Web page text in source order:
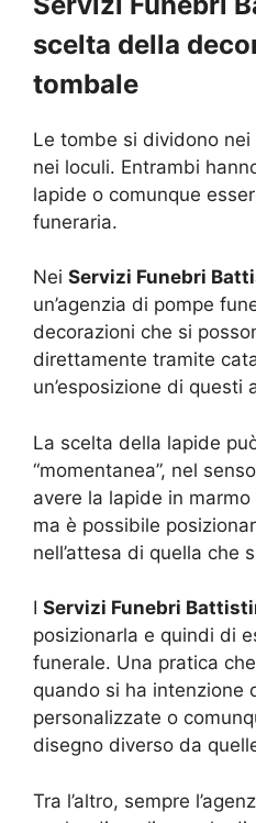
scelta della
tombale
Le tombe si dividono
nei loculi. Entrambi
lapide o comunque
funeraria.
Nei Servizi Funebri
un’agenzia di pompe
decorazioni che si
direttamente tramite
un’esposizione di questi
La scelta della lapide
“momentanea”, nel
avere la lapide in
ma è possibile
nell’attesa di quella che
I Servizi Funebri
posizionarla e quindi di
funerale. Una pratica
quando si ha intenzione
personalizzate o
disegno diverso da
Tra l’altro, sempre